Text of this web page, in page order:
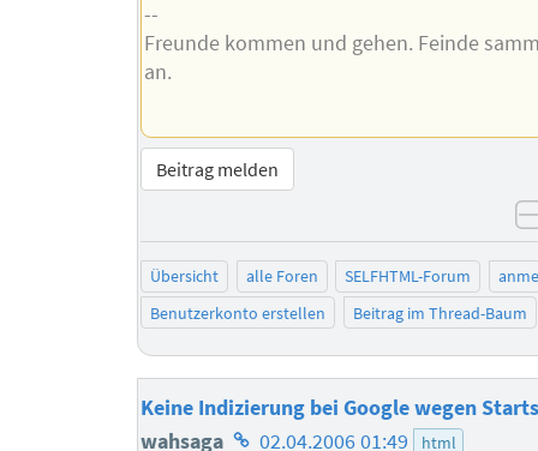
--
Freunde kommen und gehen. Feinde
an.
Beitrag melden
Übersicht alle Foren SELFHTML-Forum
Benutzerkonto erstellen
Beitrag im Thread-Baum
Keine Indizierung bei Google wegen
wahsaga Homepage
02.04.2006 01:49 html